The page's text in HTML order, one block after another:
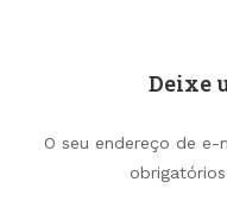
Deixe
O seu endereço de